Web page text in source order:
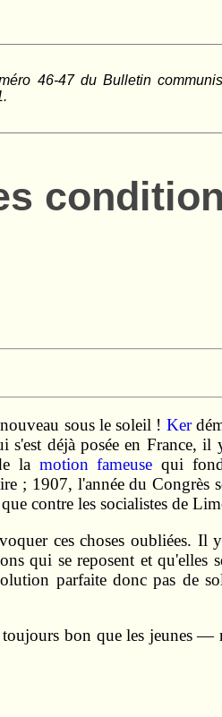
46-47 du Bulletin
sous le soleil ! Ker
s'est déjà posée en France,
la motion fameuse qui
; 1907, l'année du Congrès
contre les socialistes de
ces choses oubliées. Il
qui se reposent et qu'elles
parfaite donc pas de
bon que les jeunes —